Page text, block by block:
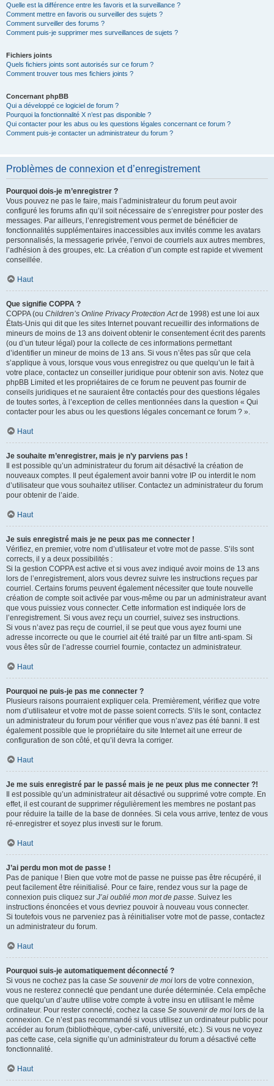
Quelle est la différence entre les favoris et la surveillance ?
Comment mettre en favoris ou surveiller des sujets ?
Comment surveiller des forums ?
Comment puis-je supprimer mes surveillances de sujets ?
Fichiers joints
Quels fichiers joints sont autorisés sur ce forum ?
Comment trouver tous mes fichiers joints ?
Concernant phpBB
Qui a développé ce logiciel de forum ?
Pourquoi la fonctionnalité X n’est pas disponible ?
Qui contacter pour les abus ou les questions légales concernant ce forum ?
Comment puis-je contacter un administrateur du forum ?
Problèmes de connexion et d’enregistrement
Pourquoi dois-je m’enregistrer ?
Vous pouvez ne pas le faire, mais l’administrateur du forum peut avoir
configuré les forums afin qu’il soit nécessaire de s’enregistrer pour poster des
messages. Par ailleurs, l’enregistrement vous permet de bénéficier de
fonctionnalités supplémentaires inaccessibles aux invités comme les avatars
personnalisés, la messagerie privée, l’envoi de courriels aux autres membres,
l’adhésion à des groupes, etc. La création d’un compte est rapide et vivement
conseillée.
Haut
Que signifie COPPA ?
COPPA (ou Children’s Online Privacy Protection Actde 1998) est une loi aux
États-Unis qui dit que les sites Internet pouvant recueillir des informations de
mineurs de moins de 13 ans doivent obtenir le consentement écrit des parents
(ou d’un tuteur légal) pour la collecte de ces informations permettant
d’identifier un mineur de moins de 13 ans. Si vous n’êtes pas sûr que cela
s’applique à vous, lorsque vous vous enregistrez ou que quelqu’un le fait à
votre place, contactez un conseiller juridique pour obtenir son avis. Notez que
phpBB Limited et les propriétaires de ce forum ne peuvent pas fournir de
conseils juridiques et ne sauraient être contactés pour des questions légales
de toutes sortes, à l’exception de celles mentionnées dans la question « Qui
contacter pour les abus ou les questions légales concernant ce forum ? ».
Haut
Je souhaite m’enregistrer, mais je n’y parviens pas !
Il est possible qu’un administrateur du forum ait désactivé la création de
nouveaux comptes. Il peut également avoir banni votre IP ou interdit le nom
d’utilisateur que vous souhaitez utiliser. Contactez un administrateur du forum
pour obtenir de l’aide.
Haut
Je suis enregistré mais je ne peux pas me connecter !
Vérifiez, en premier, votre nom d’utilisateur et votre mot de passe. S’ils sont
corrects, il y a deux possibilités :
Si la gestion COPPA est active et si vous avez indiqué avoir moins de 13 ans
lors de l’enregistrement, alors vous devrez suivre les instructions reçues par
courriel. Certains forums peuvent également nécessiter que toute nouvelle
création de compte soit activée par vous-même ou par un administrateur avant
que vous puissiez vous connecter. Cette information est indiquée lors de
l’enregistrement. Si vous avez reçu un courriel, suivez ses instructions.
Si vous n’avez pas reçu de courriel, il se peut que vous ayez fourni une
adresse incorrecte ou que le courriel ait été traité par un filtre anti-spam. Si
vous êtes sûr de l’adresse courriel fournie, contactez un administrateur.
Haut
Pourquoi ne puis-je pas me connecter ?
Plusieurs raisons pourraient expliquer cela. Premièrement, vérifiez que votre
nom d’utilisateur et votre mot de passe soient corrects. S’ils le sont, contactez
un administrateur du forum pour vérifier que vous n’avez pas été banni. Il est
également possible que le propriétaire du site Internet ait une erreur de
configuration de son côté, et qu’il devra la corriger.
Haut
Je me suis enregistré par le passé mais je ne peux plus me connecter ?!
Il est possible qu’un administrateur ait désactivé ou supprimé votre compte. En
effet, il est courant de supprimer régulièrement les membres ne postant pas
pour réduire la taille de la base de données. Si cela vous arrive, tentez de vous
ré-enregistrer et soyez plus investi sur le forum.
Haut
J’ai perdu mon mot de passe !
Pas de panique ! Bien que votre mot de passe ne puisse pas être récupéré, il
peut facilement être réinitialisé. Pour ce faire, rendez vous sur la page de
connexion puis cliquez sur J’ai oublié mon mot de passe. Suivez les
instructions énoncées et vous devriez pouvoir à nouveau vous connecter.
Si toutefois vous ne parveniez pas à réinitialiser votre mot de passe, contactez
un administrateur du forum.
Haut
Pourquoi suis-je automatiquement déconnecté ?
Si vous ne cochez pas la case Se souvenir de moi lors de votre connexion,
vous ne resterez connecté que pendant une durée déterminée. Cela empêche
que quelqu’un d’autre utilise votre compte à votre insu en utilisant le même
ordinateur. Pour rester connecté, cochez la case Se souvenir de moi lors de la
connexion. Ce n’est pas recommandé si vous utilisez un ordinateur public pour
accéder au forum (bibliothèque, cyber-café, université, etc.). Si vous ne voyez
pas cette case, cela signifie qu’un administrateur du forum a désactivé cette
fonctionnalité.
Haut